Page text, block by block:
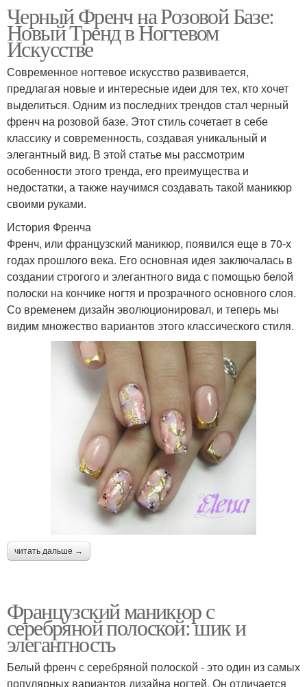
Черный Френч на Розовой Базе:
Новый Тренд в Ногтевом
Искусстве
Современное ногтевое искусство развивается,
предлагая новые и интересные идеи для тех, кто хочет
выделиться. Одним из последних трендов стал черный
френч на розовой базе. Этот стиль сочетает в себе
классику и современность, создавая уникальный и
элегантный вид. В этой статье мы рассмотрим
особенности этого тренда, его преимущества и
недостатки, а также научимся создавать такой маникюр
своими руками.
История Френча
Френч, или французский маникюр, появился еще в 70-х
годах прошлого века. Его основная идея заключалась в
создании строгого и элегантного вида с помощью белой
полоски на кончике ногтя и прозрачного основного слоя.
Со временем дизайн эволюционировал, и теперь мы
видим множество вариантов этого классического стиля.
читать дальше →
Французский маникюр с
серебряной полоской: шик и
элегантность
Белый френч с серебряной полоской - это один из самых
популярных вариантов дизайна ногтей. Он отличается